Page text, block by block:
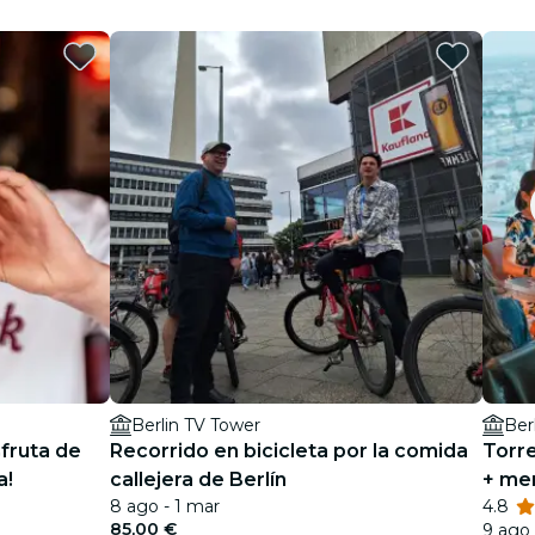
de
Berlin TV Tower
Recorrido en bicicleta por la comida
callejera de Berlín
8 ago - 1 mar
85,00 €
+
-
4.8
9